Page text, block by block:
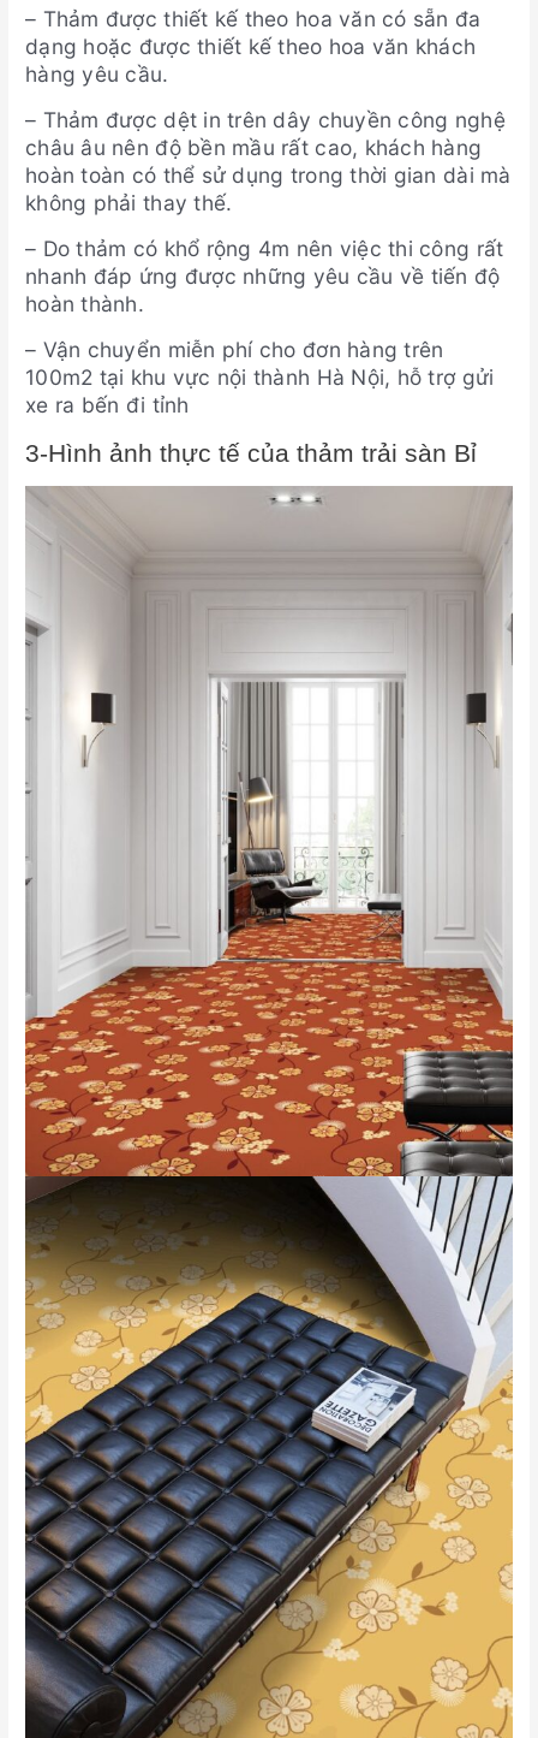
– Thảm được thiết kế theo hoa văn có sẵn đa
dạng hoặc được thiết kế theo hoa văn khách
hàng yêu cầu.
– Thảm được dệt in trên dây chuyền công nghệ
châu âu nên độ bền mầu rất cao, khách hàng
hoàn toàn có thể sử dụng trong thời gian dài mà
không phải thay thế.
– Do thảm có khổ rộng 4m nên việc thi công rất
nhanh đáp ứng được những yêu cầu về tiến độ
hoàn thành.
– Vận chuyển miễn phí cho đơn hàng trên
100m2 tại khu vực nội thành Hà Nội, hỗ trợ gửi
xe ra bến đi tỉnh
3-Hình ảnh thực tế của thảm trải sàn Bỉ